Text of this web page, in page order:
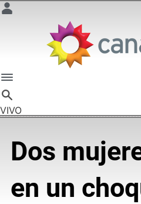
VIVO
Dos
en un